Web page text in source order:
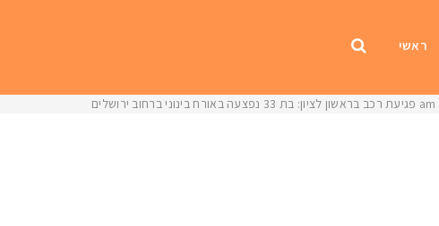
ראשי
פגיעת רכב בראשון לציון: בת 33 נפצעה באורח בינוני ברחוב ירושלים